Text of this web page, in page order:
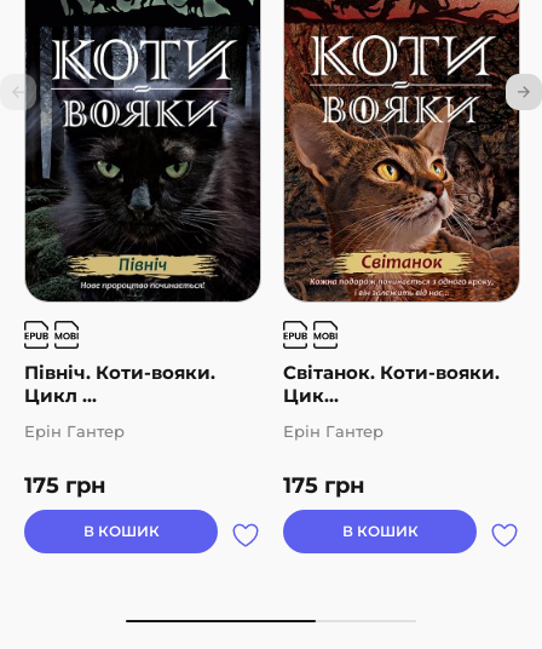
Північ. Коти-вояки.
Цикл ...
175 грн
Ерін Гантер
В КОШИК
Світанок. Коти-вояки.
Цик...
175 грн
Ерін Гантер
В КОШИК